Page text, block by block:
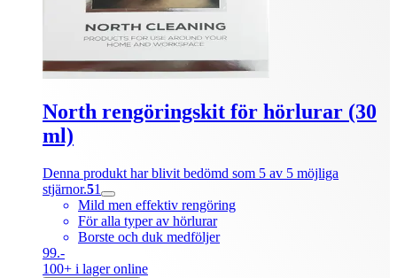
North rengöringskit för hörlurar (30
ml)
Denna produkt har blivit bedömd som 5 av 5 möjliga
stjärnor.51
Mild men effektiv rengöring
För alla typer av hörlurar
Borste och duk medföljer
99.-
100+ i lager online